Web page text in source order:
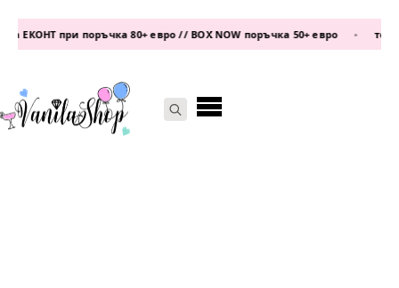
при поръчка 80+ евро // BOX NOW поръчка 50+ евро